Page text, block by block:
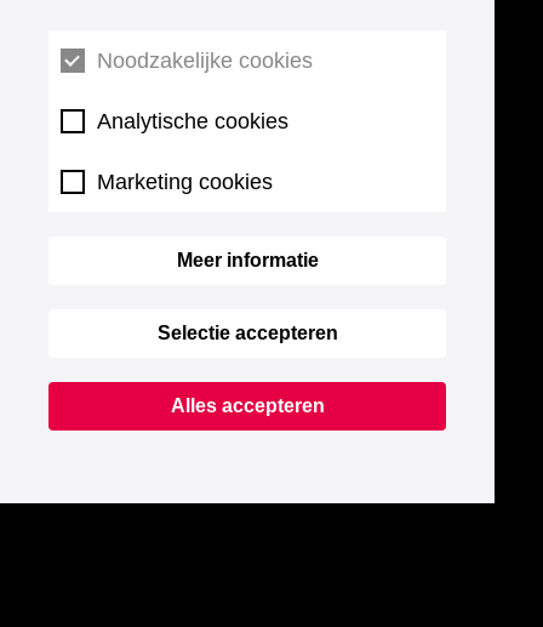
Noodzakelijke cookies
Analytische cookies
Marketing cookies
Meer informatie
Selectie accepteren
Alles accepteren